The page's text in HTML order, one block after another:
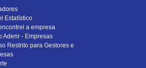
Estatístico
a empresa
Aderir - Empresas
Restrito para Gestores e